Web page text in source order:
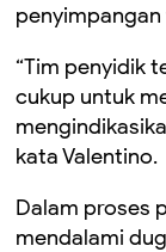
“Tim penyidik
cukup untuk
kata Valentino.
Dalam proses
mendalami